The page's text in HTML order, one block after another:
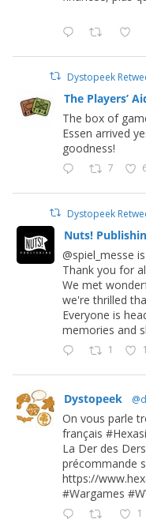
Dystopeek
The Players’
The box of
Essen arrived
goodness!
7
Dystopeek
Nuts!
@spiel_messe
Thank you for
We met
we're thrilled
Everyone is
memories and
1 1
Dystopeek
On vous parle
français
La Der des
précommande
https://
#Wargames
1